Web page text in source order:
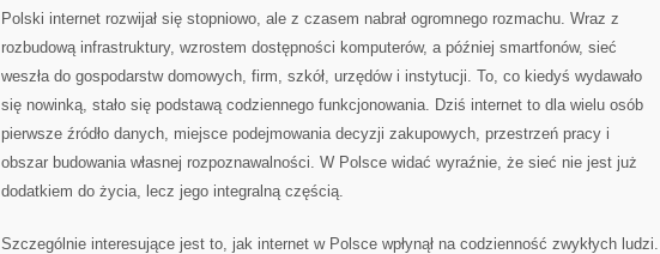
Polski internet rozwijał się stopniowo, ale z czasem nabrał ogromnego rozmachu. Wraz z
rozbudową infrastruktury, wzrostem dostępności komputerów, a później smartfonów, sieć
weszła do gospodarstw domowych, firm, szkół, urzędów i instytucji. To, co kiedyś wydawało
się nowinką, stało się podstawą codziennego funkcjonowania. Dziś internet to dla wielu osób
pierwsze źródło danych, miejsce podejmowania decyzji zakupowych, przestrzeń pracy i
obszar budowania własnej rozpoznawalności. W Polsce widać wyraźnie, że sieć nie jest już
dodatkiem do życia, lecz jego integralną częścią.
Szczególnie interesujące jest to, jak internet w Polsce wpłynął na codzienność zwykłych ludzi.